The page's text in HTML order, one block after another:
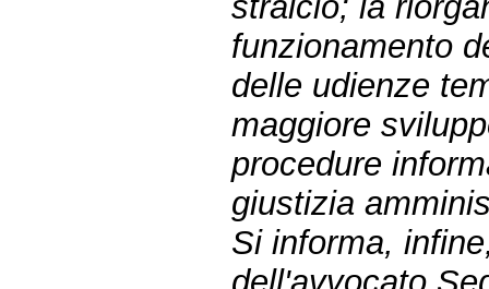
funzionamento
delle udienze
maggiore
procedure
giustizia
Si informa,